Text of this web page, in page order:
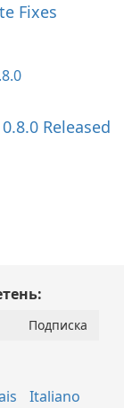
Fixes
Released
Italiano